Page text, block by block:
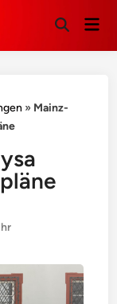
Suche
» Mainz-